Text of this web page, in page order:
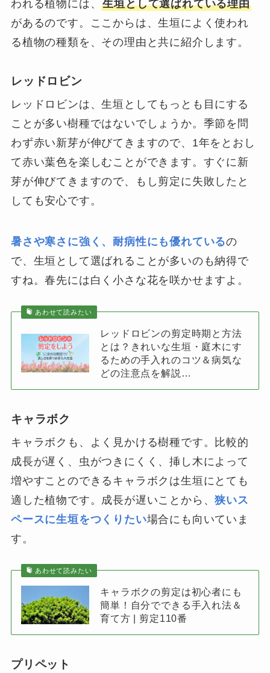
われる植物には、生垣として選ばれている理由
があるのです。ここからは、生垣によく使われ
る植物の種類を、その理由と共に紹介します。
レッドロビン
レッドロビンは、生垣としてもっとも目にする
ことが多い樹種ではないでしょうか。季節を問
わず赤い新芽が伸びてきますので、1年をとおし
て赤い葉色を楽しむことができます。すぐに新
芽が伸びてきますので、もし剪定に失敗したと
しても安心です。
暑さや寒さに強く、耐病性にも優れているの
で、生垣として選ばれることが多いのも納得で
すね。春先には白く小さな花を咲かせますよ。
あわせて読みたい
レッドロビンの剪定時期と方法
とは？きれいな生垣・庭木にす
るための手入れのコツ＆病気な
どの注意点を解説…
キャラボク
キャラボクも、よく見かける樹種です。比較的
成長が遅く、虫がつきにくく、挿し木によって
増やすことのできるキャラボクは生垣にとても
適した植物です。成長が遅いことから、狭いス
ペースに生垣をつくりたい場合にも向いていま
す。
あわせて読みたい
キャラボクの剪定は初心者にも
簡単！自分でできる手入れ法＆
育て方 | 剪定110番
プリペット